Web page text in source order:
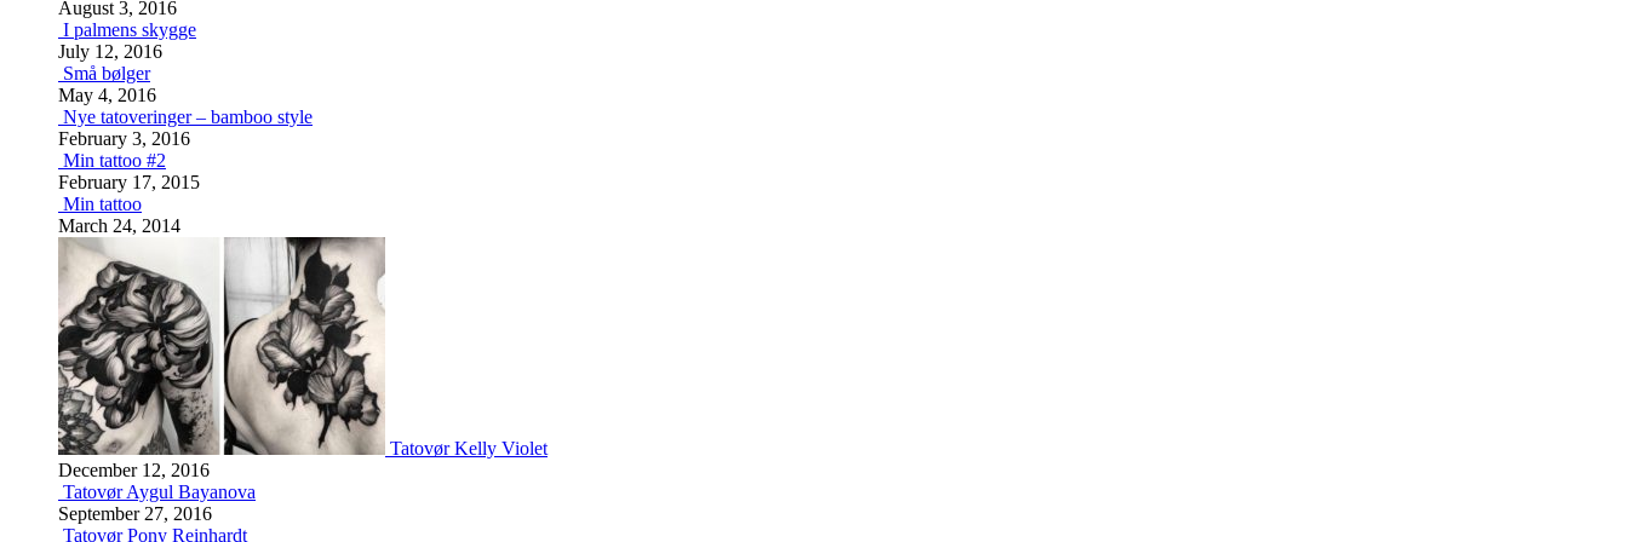
August 3, 2016
I palmens skygge
July 12, 2016
Små bølger
May 4, 2016
Nye tatoveringer – bamboo style
February 3, 2016
Min tattoo #2
February 17, 2015
Min tattoo
March 24, 2014
Tatovør Kelly Violet
December 12, 2016
Tatovør Aygul Bayanova
September 27, 2016
Tatovør Pony Reinhardt